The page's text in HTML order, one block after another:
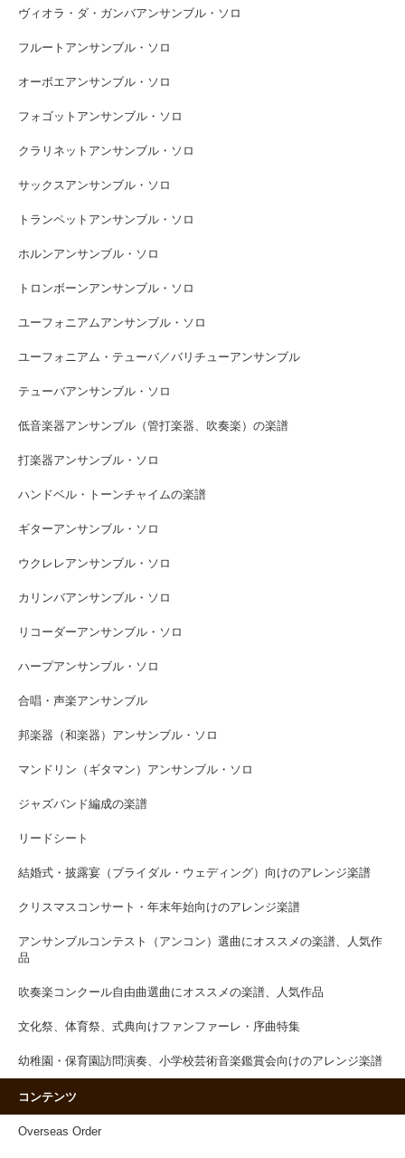
ヴィオラ・ダ・ガンバアンサンブル・ソロ
フルートアンサンブル・ソロ
オーボエアンサンブル・ソロ
フォゴットアンサンブル・ソロ
クラリネットアンサンブル・ソロ
サックスアンサンブル・ソロ
トランペットアンサンブル・ソロ
ホルンアンサンブル・ソロ
トロンボーンアンサンブル・ソロ
ユーフォニアムアンサンブル・ソロ
ユーフォニアム・テューバ／バリチューアンサンブル
テューバアンサンブル・ソロ
低音楽器アンサンブル（管打楽器、吹奏楽）の楽譜
打楽器アンサンブル・ソロ
ハンドベル・トーンチャイムの楽譜
ギターアンサンブル・ソロ
ウクレレアンサンブル・ソロ
カリンバアンサンブル・ソロ
リコーダーアンサンブル・ソロ
ハープアンサンブル・ソロ
合唱・声楽アンサンブル
邦楽器（和楽器）アンサンブル・ソロ
マンドリン（ギタマン）アンサンブル・ソロ
ジャズバンド編成の楽譜
リードシート
結婚式・披露宴（ブライダル・ウェディング）向けのアレンジ楽譜
クリスマスコンサート・年末年始向けのアレンジ楽譜
アンサンブルコンテスト（アンコン）選曲にオススメの楽譜、人気作
品
吹奏楽コンクール自由曲選曲にオススメの楽譜、人気作品
文化祭、体育祭、式典向けファンファーレ・序曲特集
幼稚園・保育園訪問演奏、小学校芸術音楽鑑賞会向けのアレンジ楽譜
コンテンツ
Overseas Order